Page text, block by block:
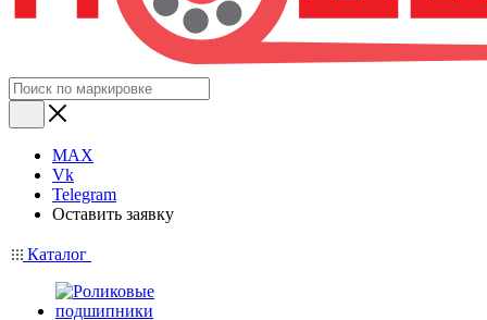
MAX
Vk
Telegram
Оставить заявку
Каталог